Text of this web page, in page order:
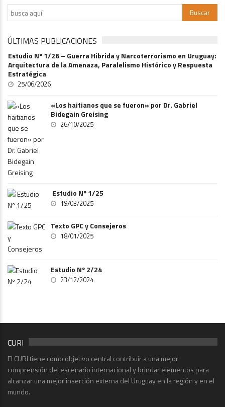
ÚLTIMAS PUBLICACIONES
Estudio Nº 1/26 – Guerra Hibrida y Narcoterrorismo en Uruguay:
Arquitectura de la Amenaza, Paralelismo Histórico y Respuesta
Estratégica
25/06/2026
«Los haitianos que se fueron» por Dr. Gabriel
Bidegain Greising
26/10/2025
Estudio Nº 1/25
19/03/2025
Texto GPC y Consejeros
18/01/2025
Estudio Nº 2/24
23/12/2024
CURI
El CURI tiene como objetivo central contribuir a una mejor
comprensión del escenario internacional y brindar elementos para
alcanzar una mejor inserción externa del Uruguay en la región y en el
mundo.